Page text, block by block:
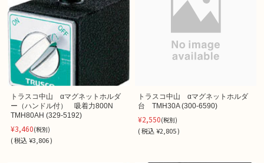
トラスコ中山 αマグネットホルダ
ー（ハンドル付） 吸着力800N
TMH80AH (329-5192)
¥3,460(税別)
(税込¥3,806 )
トラスコ中山 αマグネットホルダ
台 TMH30A (300-6590)
¥2,550(税別)
(税込 ¥2,805 )